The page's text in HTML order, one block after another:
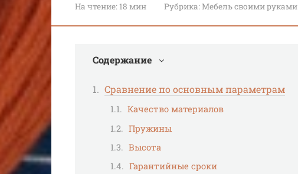
На чтение: 18 мин Рубрика:Мебель своими руками
Содержание
Сравнение по основным параметрам
Качество материалов
Пружины
Высота
Гарантийные сроки